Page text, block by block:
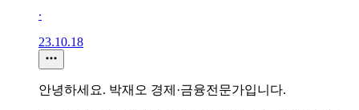
∙
23.10.18
안녕하세요. 박재오 경제·금융전문가입니다.